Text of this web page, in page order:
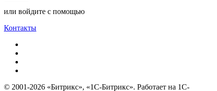
или войдите с помощью
Контакты
© 2001-2026 «Битрикс», «1С-Битрикс». Работает на 1С-